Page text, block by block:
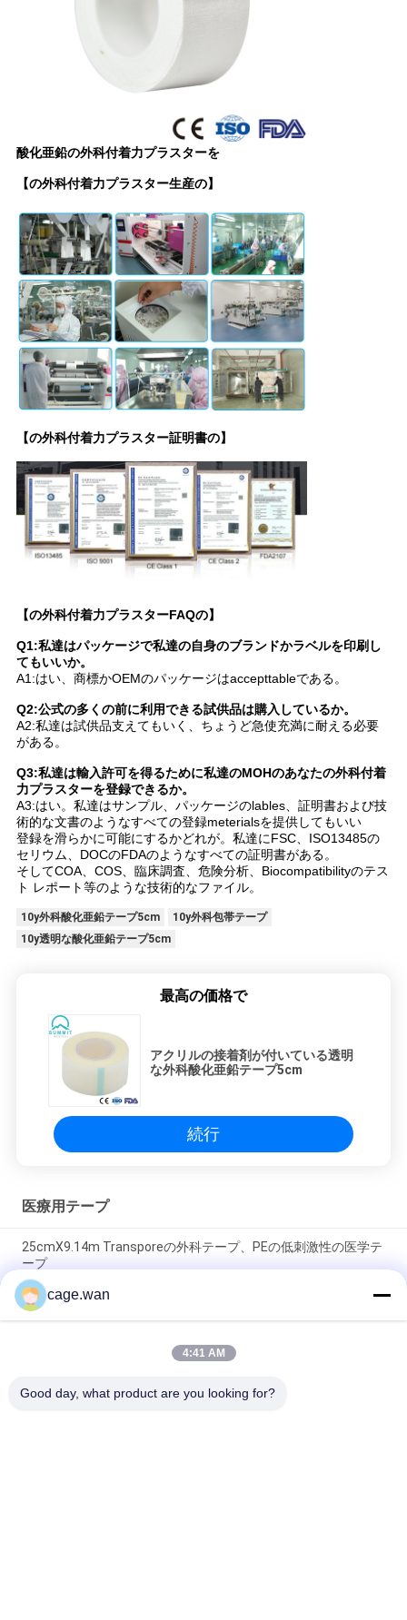
酸化亜鉛の外科付着力プラスターを
【の外科付着力プラスター生産の】
【の外科付着力プラスター証明書の】
【の外科付着力プラスターFAQの】
Q1:私達はパッケージで私達の自身のブランドかラベルを印刷し
てもいいか。
A1:はい、商標かOEMのパッケージはaccepttableである。
Q2:公式の多くの前に利用できる試供品は購入しているか。
A2:私達は試供品支えてもいく、ちょうど急使充満に耐える必要
がある。
Q3:私達は輸入許可を得るために私達のMOHのあなたの外科付着
力プラスターを登録できるか。
A3:はい。私達はサンプル、パッケージのlables、証明書および技
術的な文書のようなすべての登録meterialsを提供してもいい
登録を滑らかに可能にするかどれが。私達にFSC、ISO13485の
セリウム、DOCのFDAのようなすべての証明書がある。
そしてCOA、COS、臨床調査、危険分析、Biocompatibilityのテス
ト レポート等のような技術的なファイル。
10y外科酸化亜鉛テープ5cm
10y外科包帯テープ
10y透明な酸化亜鉛テープ5cm
最高の価格で
アクリルの接着剤が付いている透明
な外科酸化亜鉛テープ5cm
続行
医療用テープ
25cmX9.14m Transporeの外科テープ、PEの低刺激性の医学テ
ープ
白いロール外科付着力プラスター、2.5CMx5Mの非編まれた紙
テープ
白いカバー赤いプラスチック スプールが付いている外科付着力
cage.wan
4:41 AM
Good day, what product are you looking for?